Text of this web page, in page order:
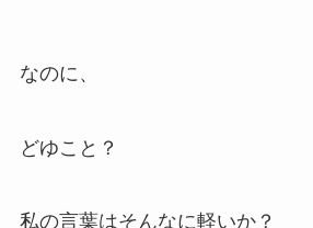
なのに、
どゆこと？
私の言葉はそんなに軽いか？